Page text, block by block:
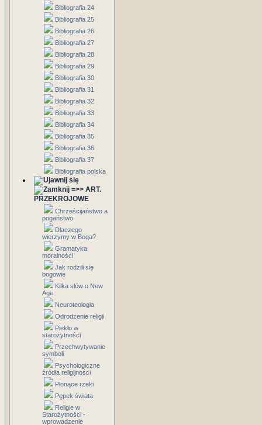
Bibliografia 24
Bibliografia 25
Bibliografia 26
Bibliografia 27
Bibliografia 28
Bibliografia 29
Bibliografia 30
Bibliografia 31
Bibliografia 32
Bibliografia 33
Bibliografia 34
Bibliografia 35
Bibliografia 36
Bibliografia 37
Bibliografia polska
=>> ART.
PRZEKROJOWE
Chrześcijaństwo a
pogaństwo
Dlaczego
wierzymy w Boga?
Gramatyka
moralności
Jak rodzili się
bogowie
Kilka słów o New
Age
Neuroteologia
Odrodzenie religii
Piekło w
starożytności
Przechwytywanie
symboli
Psychologiczne
źródła religijności
Płonące rzeki
Pępek świata
Religie w
Starożytności -
wprowadzenie